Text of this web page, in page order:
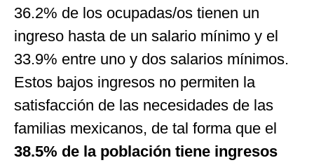
36.2% de los ocupadas/os tienen un
ingreso hasta de un salario mínimo y el
33.9% entre uno y dos salarios mínimos.
Estos bajos ingresos no permiten la
satisfacción de las necesidades de las
familias mexicanos, de tal forma que el
38.5% de la población tiene ingresos